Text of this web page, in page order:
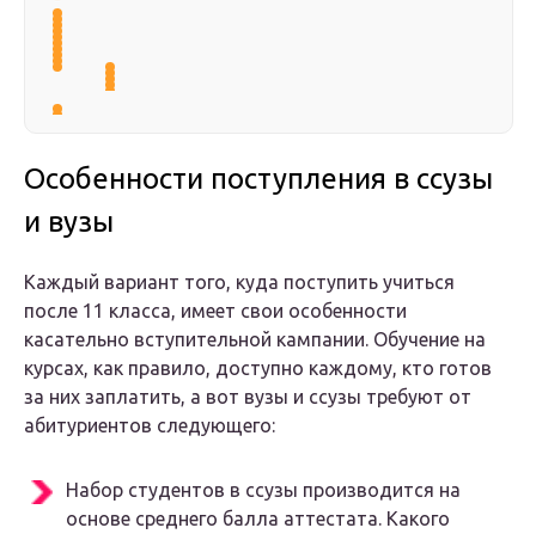
Особенности поступления в ссузы
и вузы
Каждый вариант того, куда поступить учиться
после 11 класса, имеет свои особенности
касательно вступительной кампании. Обучение на
курсах, как правило, доступно каждому, кто готов
за них заплатить, а вот вузы и ссузы требуют от
абитуриентов следующего:
Набор студентов в ссузы производится на
основе среднего балла аттестата. Какого